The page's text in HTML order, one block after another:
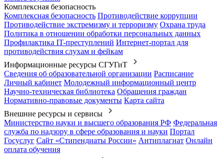
Комплексная безопасность
Комплексная безопасность Противодействие коррупции
Противодействие экстремизму и терроризму Охрана труда
Политика в отношении обработки персональных данных
Профилактика IT-преступлений Интернет-портал для
противодействия слухам и фейкам
Информационные ресурсы СГУГиТ
Сведения об образовательной организации Расписание
Личный кабинет Молодежный информационный центр
Научно-техническая библиотека Обращения граждан
Нормативно-правовые документы Карта сайта
Внешние ресурсы и сервисы
Министерство науки и высшего образования РФ Федеральная
служба по надзору в сфере образования и науки Портал
Госуслуг Сайт «Стипендиаты России» Антиплагиат Онлайн
оплата обучения